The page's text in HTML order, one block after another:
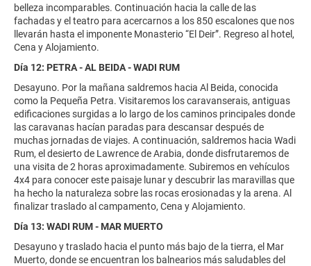
belleza incomparables. Continuación hacia la calle de las
fachadas y el teatro para acercarnos a los 850 escalones que nos
llevarán hasta el imponente Monasterio “El Deir”. Regreso al hotel,
Cena y Alojamiento.
Día 12: PETRA - AL BEIDA - WADI RUM
Desayuno. Por la mañana saldremos hacia Al Beida, conocida
como la Pequeña Petra. Visitaremos los caravanserais, antiguas
edificaciones surgidas a lo largo de los caminos principales donde
las caravanas hacían paradas para descansar después de
muchas jornadas de viajes. A continuación, saldremos hacia Wadi
Rum, el desierto de Lawrence de Arabia, donde disfrutaremos de
una visita de 2 horas aproximadamente. Subiremos en vehículos
4x4 para conocer este paisaje lunar y descubrir las maravillas que
ha hecho la naturaleza sobre las rocas erosionadas y la arena. Al
finalizar traslado al campamento, Cena y Alojamiento.
Día 13: WADI RUM - MAR MUERTO
Desayuno y traslado hacia el punto más bajo de la tierra, el Mar
Muerto, donde se encuentran los balnearios más saludables del